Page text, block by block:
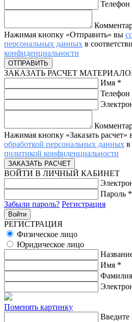
Телефон
Нажимая кнопку «Отправить» вы
персональных данных в
конфиденциальности
ЗАКАЗАТЬ РАСЧЕТ
Имя *
Телефон
Нажимая кнопку «Заказать расчет»
обработкой персональных данных в
политикой конфиденциальности
ВОЙТИ В ЛИЧНЫЙ КАБИНЕТ
Пароль *
Забыли пароль? Регистрация
РЕГИСТРАЦИЯ
Физическое лицо
Юридическое лицо
Имя *
Фамилия
Поменять картинку
Введите